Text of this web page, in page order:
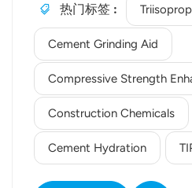
供驱动行业进步的高纯度化
中，我们将深入探讨 TIPA
度的科学原理。 双重角色
泥制造过程中，熟料粉磨消
被广泛用作水泥助磨剂配方
防止粉磨过程中的颗粒团聚
块），从而提高磨机效率并
然而，TIPA 的益处远不止于
早期强度（1至3天）的传统
（TEA）不同，TIPA 拥有
热门标签 :
Cement Grinding Aid
Compressive Strength
Construction Chemicals
Cement Hydration